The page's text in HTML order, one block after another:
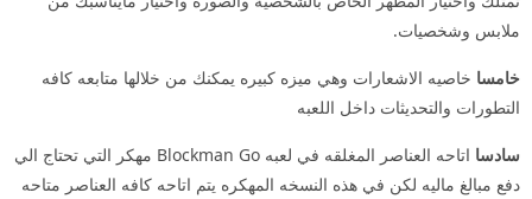
ملابس وشخصيات.
خامسا خاصيه الاشعارات وهي ميزه كبيره يمكنك من خلالها متابعه كافه
التطورات والتحديثات داخل اللعبه
سادسا
اتاحه العناصر المغلقه في لعبه Blockman Go مهكر التي تحتاج الي
دفع مبالغ ماليه لكن في هذه النسخه المهكره يتم اتاحه كافه العناصر متاحه